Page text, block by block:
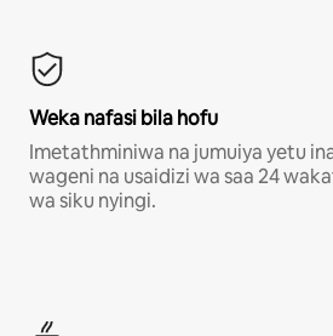
Weka nafasi bila hofu
Imetathminiwa na jumuiya yetu
wageni na usaidizi wa saa 24
wa siku nyingi.